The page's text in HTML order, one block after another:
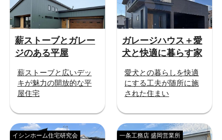
薪ストーブとガレー
ジのある平屋
薪ストーブと広いデッ
キが魅力の開放的な平
屋住宅
ガレージハウス＋愛
犬と快適に暮らす家
愛犬との暮らしを快適
にする工夫が随所に施
された住まい
イシンホーム住宅研究会 一条工務店 盛岡営業所